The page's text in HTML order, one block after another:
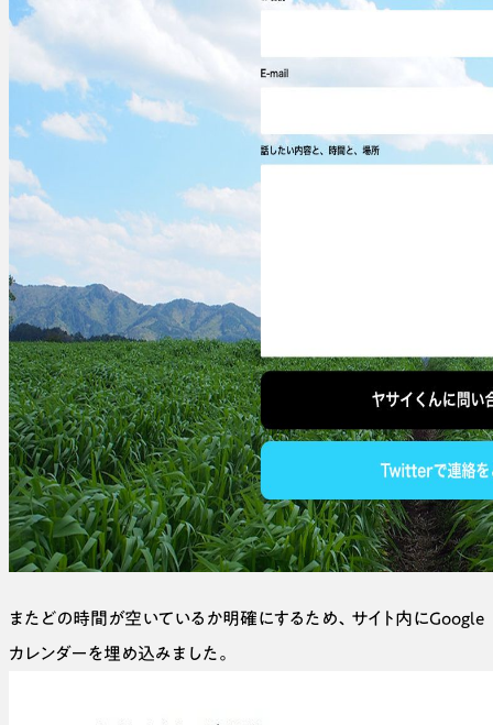
またどの時間が空いているか明確にするため、サイト内にGoogle
カレンダーを埋め込みました。